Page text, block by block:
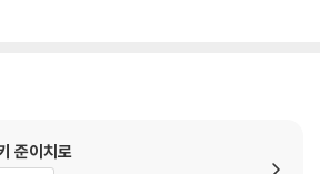
준이치로